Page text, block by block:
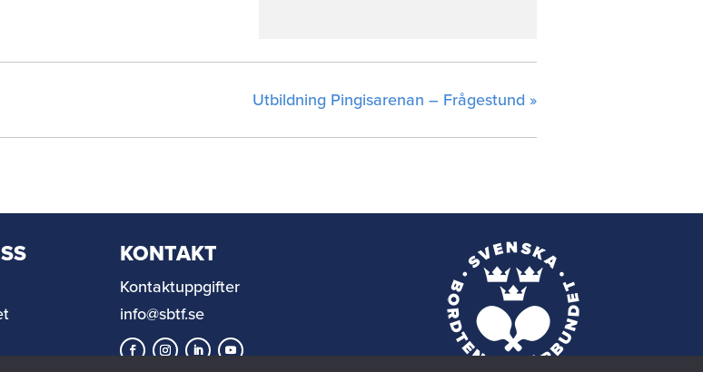
Utbildning Pingisarenan – Frågestund »
KONTAKT
Kontaktuppgifter
info@sbtf.se